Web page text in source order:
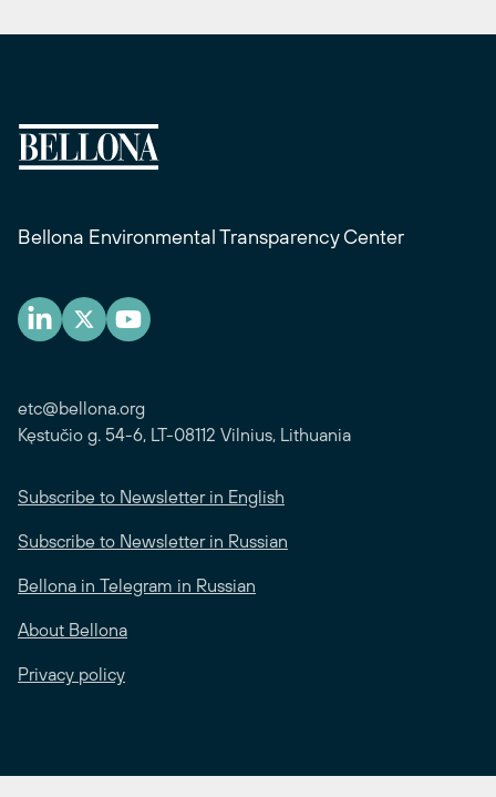
Bellona Environmental Transparency Center
etc@bellona.org
Kęstučio g. 54-6, LT-08112 Vilnius, Lithuania
Subscribe to Newsletter in English
Subscribe to Newsletter in Russian
Bellona in Telegram in Russian
About Bellona
Privacy policy